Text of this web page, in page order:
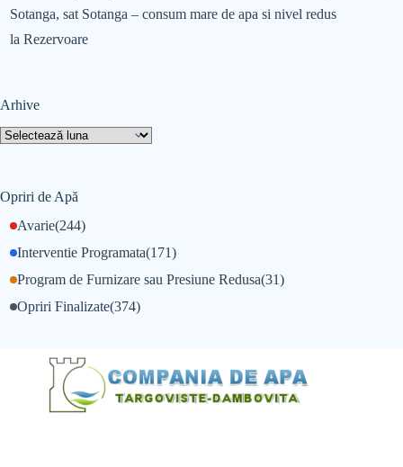
Sotanga, sat Sotanga – consum mare de apa si nivel redus
la Rezervoare
Arhive
Opriri de Apă
Avarie(244)
Interventie Programata(171)
Opriri Finalizate(374)
Program de Furnizare sau Presiune Redusa(31)